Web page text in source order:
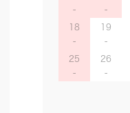
18 19
25 26